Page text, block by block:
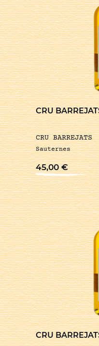
CRU
CRU BARREJATS
Sauternes
45,00€
CRU